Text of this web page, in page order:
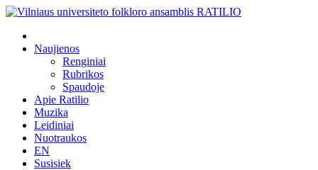
Naujienos
Renginiai
Rubrikos
Spaudoje
Apie Ratilio
Muzika
Leidiniai
Nuotraukos
EN
Susisiek